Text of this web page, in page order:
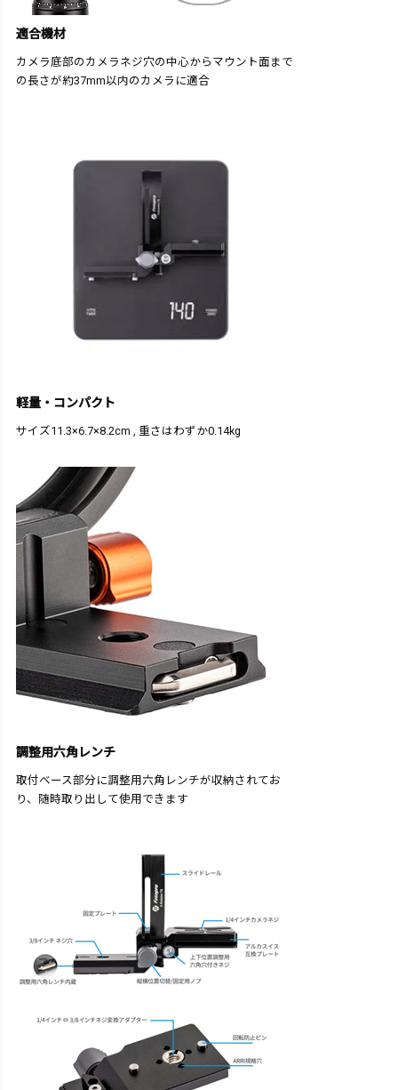
適合機材
カメラ底部のカメラネジ穴の中心からマウント面まで
の長さが約37mm以内のカメラに適合
軽量・コンパクト
サイズ11.3×6.7×8.2cm , 重さはわずか0.14kg
調整用六角レンチ
取付ベース部分に調整用六角レンチが収納されてお
り、随時取り出して使用できます